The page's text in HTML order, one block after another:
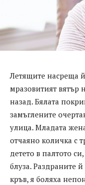
Летящите насреща
мразовитият вятър
назад. Бялата
замъглените
улица. Младата
отчаяно количка с
детето в палтото
блуза. Раздраните
кръв, я боляха